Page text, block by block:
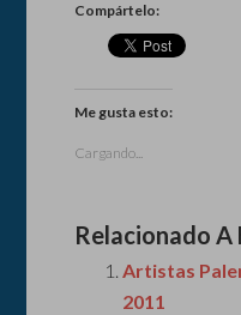
Compártelo:
Me gusta esto:
Cargando...
Relacionado A
Artistas
2011